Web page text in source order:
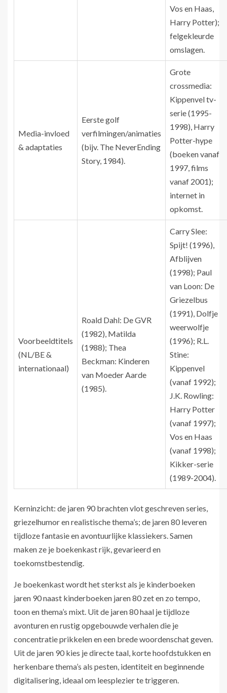
Vos en Haas,
Harry Potter);
felgekleurde
omslagen.
Media-invloed
& adaptaties
Eerste golf
verfilmingen/animaties
(bijv. The NeverEnding
Story, 1984).
Grote
crossmedia:
Kippenvel tv-
serie (1995-
1998), Harry
Potter-hype
(boeken vanaf
1997, films
vanaf 2001);
internet in
opkomst.
Voorbeeldtitels
(NL/BE &
internationaal)
Roald Dahl: De GVR
(1982), Matilda
(1988); Thea
Beckman: Kinderen
van Moeder Aarde
(1985).
Carry Slee:
Spijt! (1996),
Afblijven
(1998); Paul
van Loon: De
Griezelbus
(1991), Dolfje
weerwolfje
(1996); R.L.
Stine:
Kippenvel
(vanaf 1992);
J.K. Rowling:
Harry Potter
(vanaf 1997);
Vos en Haas
(vanaf 1998);
Kikker-serie
(1989-2004).
Kerninzicht: de jaren 90 brachten vlot geschreven series,
griezelhumor en realistische thema’s; de jaren 80 leveren
tijdloze fantasie en avontuurlijke klassiekers. Samen
maken ze je boekenkast rijk, gevarieerd en
toekomstbestendig.
Je boekenkast wordt het sterkst als je kinderboeken
jaren 90 naast kinderboeken jaren 80 zet en zo tempo,
toon en thema’s mixt. Uit de jaren 80 haal je tijdloze
avonturen en rustig opgebouwde verhalen die je
concentratie prikkelen en een brede woordenschat geven.
Uit de jaren 90 kies je directe taal, korte hoofdstukken en
herkenbare thema’s als pesten, identiteit en beginnende
digitalisering, ideaal om leesplezier te triggeren.